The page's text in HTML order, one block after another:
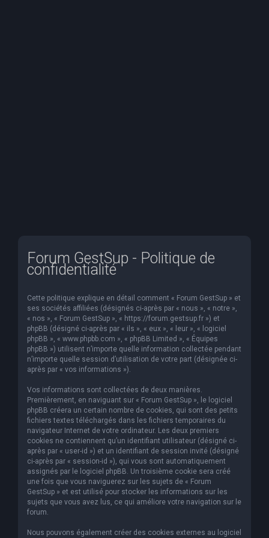
Forum GestSup - Politique de
confidentialité
Cette politique explique en détail comment « Forum GestSup » et
ses sociétés affiliées (désignés ci-après par « nous », « notre »,
« nos », « Forum GestSup », « https://forum.gestsup.fr ») et
phpBB (désigné ci-après par « ils », « eux », « leur », « logiciel
phpBB », « www.phpbb.com », « phpBB Limited », « Équipes
phpBB ») utilisent n’importe quelle information collectée pendant
n’importe quelle session d’utilisation de votre part (désignée ci-
après par « vos informations »).
Vos informations sont collectées de deux manières.
Premièrement, en naviguant sur « Forum GestSup », le logiciel
phpBB créera un certain nombre de cookies, qui sont des petits
fichiers textes téléchargés dans les fichiers temporaires du
navigateur Internet de votre ordinateur. Les deux premiers
cookies ne contiennent qu’un identifiant utilisateur (désigné ci-
après par « user-id ») et un identifiant de session invité (désigné
ci-après par « session-id »), qui vous sont automatiquement
assignés par le logiciel phpBB. Un troisième cookie sera créé
une fois que vous naviguerez sur les sujets de « Forum
GestSup » et est utilisé pour stocker les informations sur les
sujets que vous avez lus, ce qui améliore votre navigation sur le
forum.
Nous pouvons également créer des cookies externes au logiciel